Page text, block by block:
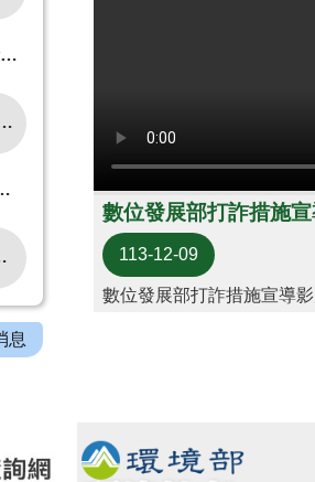
息
數位發展部打詐措施
113-12-09
數位發展部打詐措施宣導